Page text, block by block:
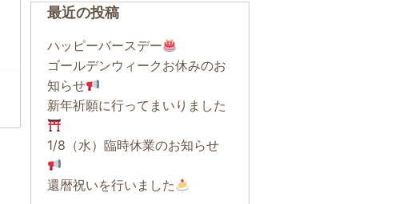
最近の投稿
ハッピーバースデー
ゴールデンウィークお休みのお
知らせ
新年祈願に行ってまいりました
1/8（水）臨時休業のお知らせ
還暦祝いを行いました